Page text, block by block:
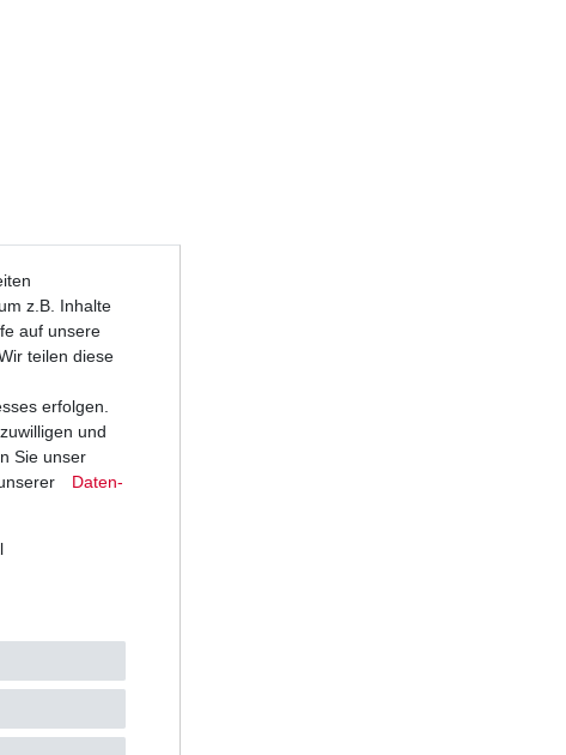
z.B. Inhalte
auf unsere
teilen diese
erfolgen.
und
Sie unser
Daten­